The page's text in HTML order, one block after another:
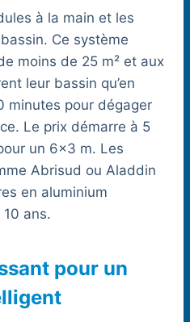
à la main et les
Ce système
moins de 25 m² et aux
leur bassin qu’en
minutes pour dégager
Le prix démarre à 5
un 6×3 m. Les
Abrisud ou Aladdin
en aluminium
ans.
pour un